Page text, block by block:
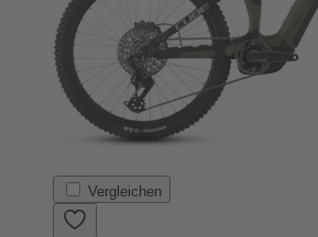
Vergleichen